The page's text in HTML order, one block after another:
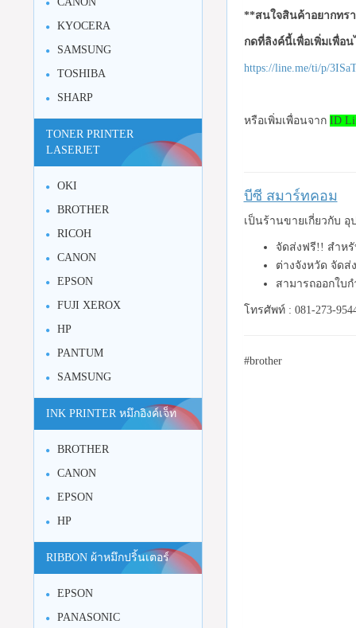
**สนใจสินค้าอยากทร
กดที่ลิงค์นี้เพื่อเพิ่มเพื่อ
https://line.me/ti/p/
หรือเพิ่มเพื่อนจาก ID
บีซี สมาร์ทคอม
เป็นร้านขายเกี่ยวกับ
จัดส่งฟรี!! สำห
ต่างจังหวัด จัดส่
สามารถออกใบ
โทรศัพท์ : 081-273-
#brother
KYOCERA
SAMSUNG
TOSHIBA
SHARP
TONER PRINTER
LASERJET
OKI
BROTHER
RICOH
CANON
EPSON
FUJI XEROX
HP
PANTUM
SAMSUNG
INK PRINTER หมึกอิงค์เจ็ท
BROTHER
CANON
EPSON
HP
RIBBON ผ้าหมึกปริ้นเตอร์
EPSON
PANASONIC